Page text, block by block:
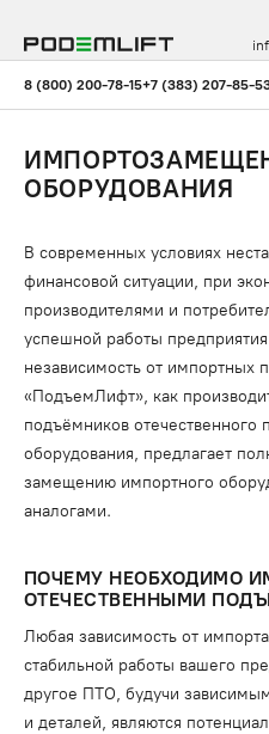
8 (800) 200-78-15+7 (383) 207-85-
ОБОРУДОВАНИЯ
В современных условиях
финансовой ситуации, при
производителями и
успешной работы
независимость от импортных
«ПодъемЛифт», как
подъёмников отечественного
оборудования, предлагает
замещению импортного
аналогами.
ПОЧЕМУ НЕОБХОДИМО
ОТЕЧЕСТВЕННЫМИ
Любая зависимость от
стабильной работы вашего
другое ПТО, будучи
и деталей, являются